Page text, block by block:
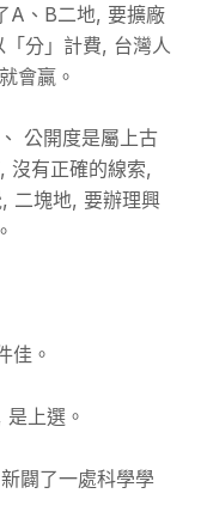
A、B二地, 要擴廠
分」計費, 台灣人
會贏。
公開度是屬上古
沒有正確的線索,
二塊地, 要辦理興
佳。
上選。
闢了一處科學學